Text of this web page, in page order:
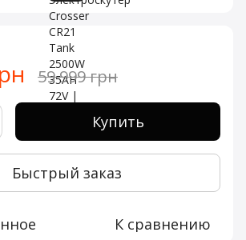
59 999 грн
Купить
Быстрый заказ
К сравнению